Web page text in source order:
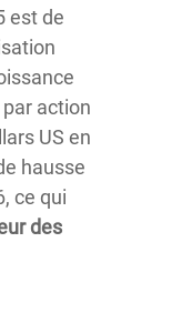
est de
action
US en
hausse
ce qui
des